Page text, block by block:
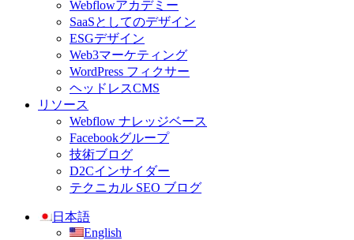
Webflowアカデミー
SaaSとしてのデザイン
ESGデザイン
Web3マーケティング
WordPress フィクサー
ヘッドレスCMS
リソース
Webflow ナレッジベース
Facebookグループ
技術ブログ
D2Cインサイダー
テクニカル SEO ブログ
日本語
English